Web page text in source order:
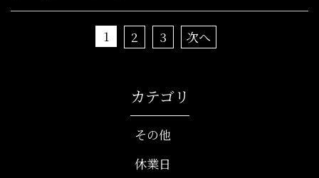
1 2 3 次へ
カテゴリ
その他
休業日